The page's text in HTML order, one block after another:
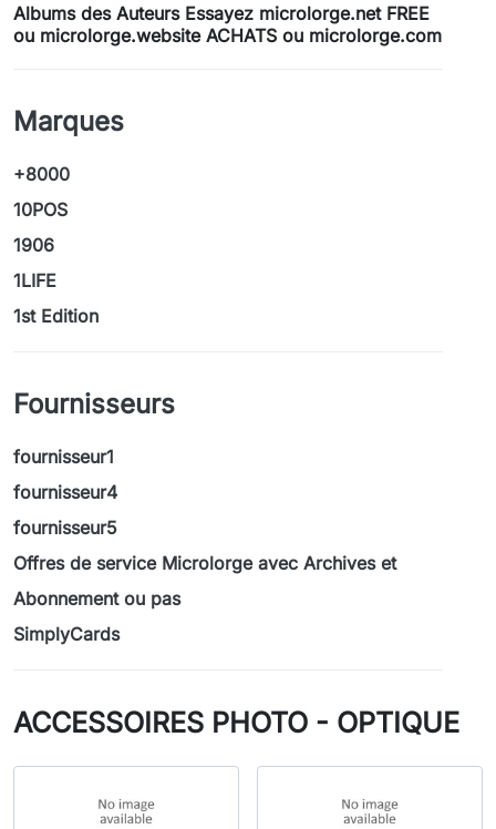
Albums des Auteurs Essayez microlorge.net FREE
ou microlorge.website ACHATS ou microlorge.com
Marques
+8000
10POS
1906
1LIFE
1st Edition
Fournisseurs
fournisseur1
fournisseur4
fournisseur5
Offres de service Microlorge avec Archives et
Abonnement ou pas
SimplyCards
ACCESSOIRES PHOTO - OPTIQUE